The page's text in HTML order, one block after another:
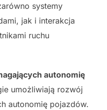
systemy
jak i interakcja
ruchu
autonomię
umożliwiają rozwój
autonomię pojazdów.